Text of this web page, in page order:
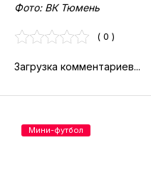
Фото: ВК Тюмень
( 0 )
Загрузка комментариев...
Мини-футбол